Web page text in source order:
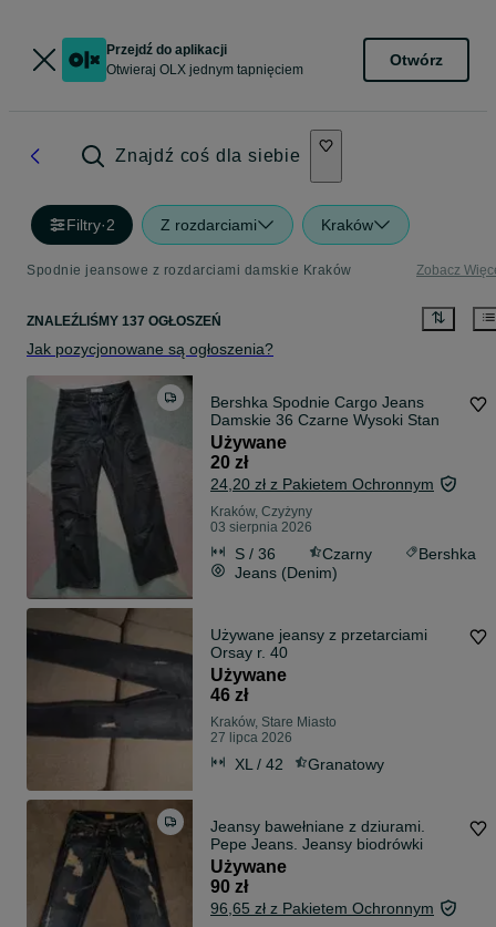
Przejdź do aplikacji
Otwieraj OLX jednym tapnięciem
Otwórz
Znajdź coś dla siebie
Filtry·2 Z rozdarciami Kraków
Spodnie jeansowe z rozdarciami damskie Kraków Zobacz
ZNALEŹLIŚMY 137 OGŁOSZEŃ
Jak pozycjonowane są ogłoszenia?
Bershka Spodnie Cargo Jeans
Damskie 36 Czarne Wysoki Stan
Używane
20 zł
24,20 zł z Pakietem Ochronnym
Kraków, Czyżyny
03 sierpnia 2026
S / 36 Czarny
Bershka
Jeans (Denim)
Używane jeansy z przetarciami
Orsay r. 40
Używane
46 zł
Kraków, Stare Miasto
27 lipca 2026
XL / 42 Granatowy
Jeansy bawełniane z dziurami.
Pepe Jeans. Jeansy biodrówki
Używane
90 zł
96,65 zł z Pakietem Ochronnym